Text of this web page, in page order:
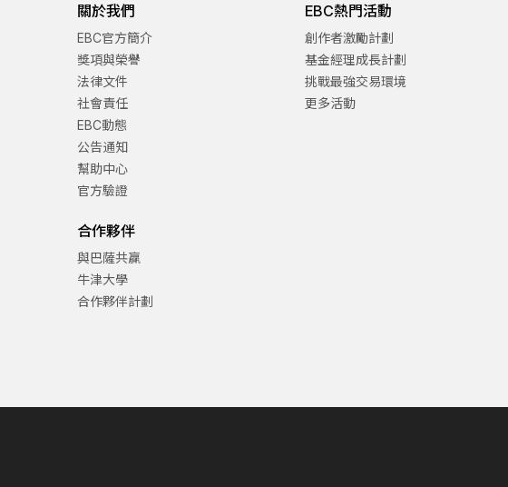
關於我們
EBC官方簡介
獎項與榮譽
法律文件
社會責任
EBC動態
公告通知
幫助中心
官方驗證
合作夥伴
與巴薩共贏
牛津大學
合作夥伴計劃
EBC熱門活動
創作者激勵計劃
基金經理成長計劃
挑戰最強交易環境
更多活動